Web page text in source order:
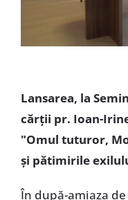
Lansarea, la
cărții pr. Ioan-
"Omul tuturor,
și pătimirile
În după-amiaza